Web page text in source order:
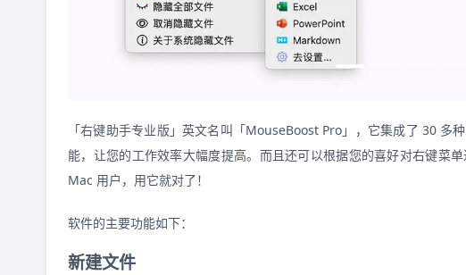
「右键助手专业版」英文名叫「MouseBoost Pro」，它集成了 30
能，让您的工作效率大幅度提高。而且还可以根据您的喜好对右键菜
Mac 用户，用它就对了！
软件的主要功能如下：
新建文件